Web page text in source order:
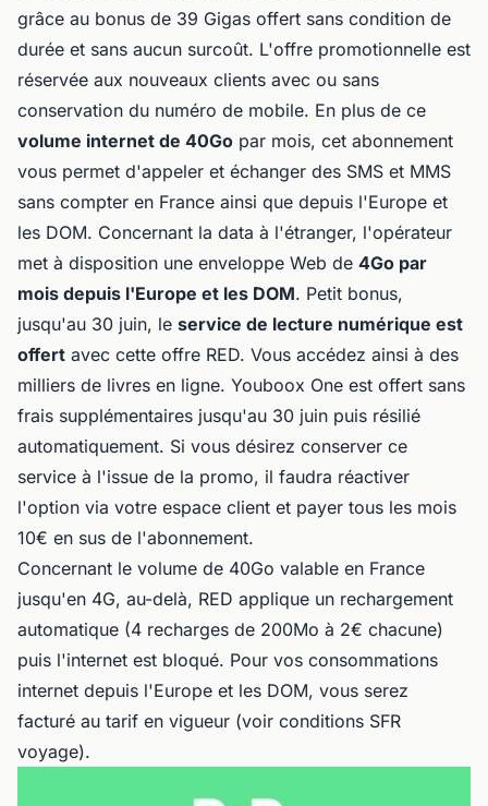
grâce au bonus de 39 Gigas offert sans condition de
durée et sans aucun surcoût. L'offre promotionnelle est
réservée aux nouveaux clients avec ou sans
conservation du numéro de mobile. En plus de ce
volume internet de 40Go par mois, cet abonnement
vous permet d'appeler et échanger des SMS et MMS
sans compter en France ainsi que depuis l'Europe et
les DOM. Concernant la data à l'étranger, l'opérateur
met à disposition une enveloppe Web de 4Go par
mois depuis l'Europe et les DOM. Petit bonus,
jusqu'au 30 juin, le service de lecture numérique est
offert avec cette offre RED. Vous accédez ainsi à des
milliers de livres en ligne. Youboox One est offert sans
frais supplémentaires jusqu'au 30 juin puis résilié
automatiquement. Si vous désirez conserver ce
service à l'issue de la promo, il faudra réactiver
l'option via votre espace client et payer tous les mois
10€ en sus de l'abonnement.
Concernant le volume de 40Go valable en France
jusqu'en 4G, au-delà, RED applique un rechargement
automatique (4 recharges de 200Mo à 2€ chacune)
puis l'internet est bloqué. Pour vos consommations
internet depuis l'Europe et les DOM, vous serez
facturé au tarif en vigueur (voir conditions SFR
voyage).